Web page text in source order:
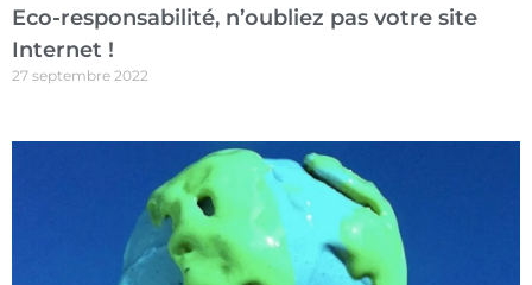
Eco-responsabilité, n’oubliez pas votre site
Internet !
27 septembre 2022